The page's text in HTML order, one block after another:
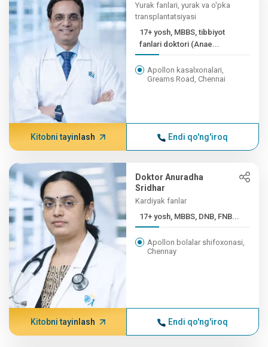
Yurak fanlari, yurak va o'pka
transplantatsiyasi
17+ yosh, MBBS, tibbiyot
fanlari doktori (Anae...
Apollon kasalxonalari,
Greams Road, Chennai
Kitobni tayinlash Endi qo'ng'iroq
Doktor Anuradha
Sridhar
Kardiyak fanlar
17+ yosh, MBBS, DNB, FNB...
Apollon bolalar shifoxonasi,
Chennay
Kitobni tayinlash Endi qo'ng'iroq